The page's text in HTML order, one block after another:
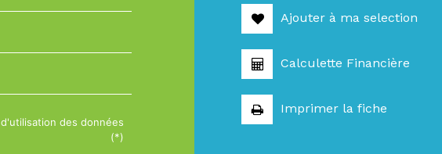
des données
(*)
Ajouter à ma selection
Calculette Financière
Imprimer la fiche